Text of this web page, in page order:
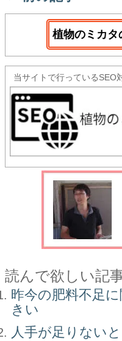
植物のミカタ
当サイトで行っているSEO
読んで欲しい記
昨今の肥料不足
きい
人手が足りない